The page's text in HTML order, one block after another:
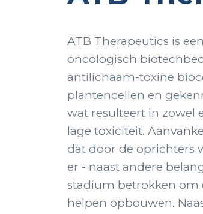
ATB Therapeutics is
oncologisch
antilichaam-toxine
plantencellen en
wat resulteert in zowel
lage toxiciteit.
dat door de oprichters
er - naast andere
stadium betrokken om
helpen opbouwen.